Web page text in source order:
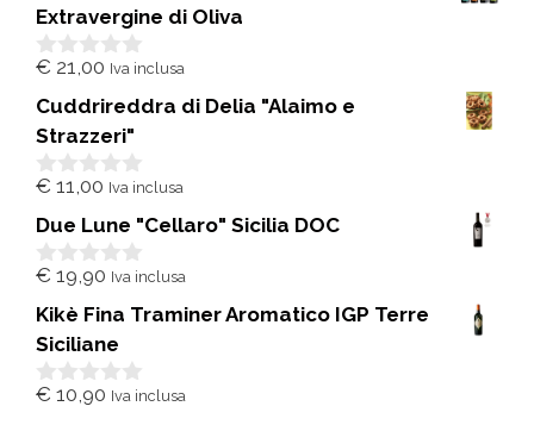
Extravergine di Oliva
0
u
5
€ 21,00 Iva inclusa
Cuddrireddra di Delia "Alaimo e
Strazzeri"
0
u
5
€ 11,00 Iva inclusa
Due Lune "Cellaro" Sicilia DOC
0
u
5
€ 19,90 Iva inclusa
Kikè Fina Traminer Aromatico IGP Terre
Siciliane
0
€ 10,90 Iva inclusa